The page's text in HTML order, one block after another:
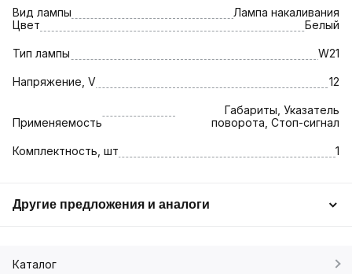
Вид лампы
Лампа накаливания
Цвет
Белый
Тип лампы W21
Напряжение, V 12
Применяемость
Габариты, Указатель
поворота, Стоп-сигнал
Комплектность, шт 1
Другие предложения и аналоги
Каталог